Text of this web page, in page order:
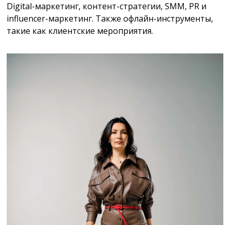
Digital-маркетинг, контент-стратегии, SMM, PR и
influencer-маркетинг. Также офлайн-инструменты,
такие как клиентские мероприятия.